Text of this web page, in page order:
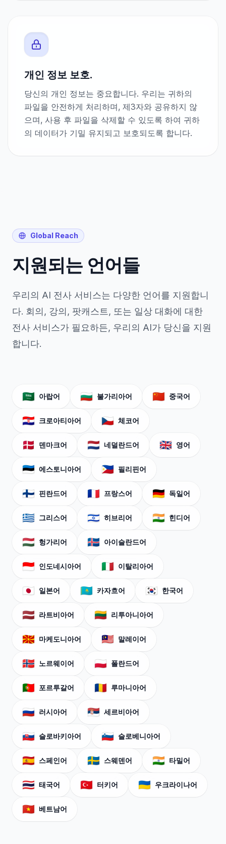
개인 정보 보호.
당신의 개인 정보는 중요합니다. 우리는 귀하의
파일을 안전하게 처리하며, 제3자와 공유하지 않
으며, 사용 후 파일을 삭제할 수 있도록 하여 귀하
의 데이터가 기밀 유지되고 보호되도록 합니다.
Global Reach
지원되는 언어들
우리의 AI 전사 서비스는 다양한 언어를 지원합니
다. 회의, 강의, 팟캐스트, 또는 일상 대화에 대한
전사 서비스가 필요하든, 우리의 AI가 당신을 지원
합니다.
🇸🇦 아랍어 🇧🇬 불가리아어 🇨🇳 중국어
🇭🇷 크로아티아어 🇨🇿 체코어
🇩🇰 덴마크어 🇳🇱 네덜란드어 🇬🇧 영어
🇪🇪 에스토니아어 🇵🇭 필리핀어
🇫🇮 핀란드어 🇫🇷 프랑스어 🇩🇪 독일어
🇬🇷 그리스어 🇮🇱 히브리어 🇮🇳 힌디어
🇭🇺 헝가리어 🇮🇸 아이슬란드어
🇮🇩 인도네시아어 🇮🇹 이탈리아어
🇯🇵 일본어 🇰🇿 카자흐어 🇰🇷 한국어
🇱🇻 라트비아어 🇱🇹 리투아니아어
🇲🇰 마케도니아어 🇲🇾 말레이어
🇳🇴 노르웨이어 🇵🇱 폴란드어
🇵🇹 포르투갈어 🇷🇴 루마니아어
🇷🇺 러시아어 🇷🇸 세르비아어
🇸🇰 슬로바키아어 🇸🇮 슬로베니아어
🇪🇸 스페인어 🇸🇪 스웨덴어 🇮🇳 타밀어
🇹🇭 태국어 🇹🇷 터키어 🇺🇦 우크라이나어
🇻🇳 베트남어